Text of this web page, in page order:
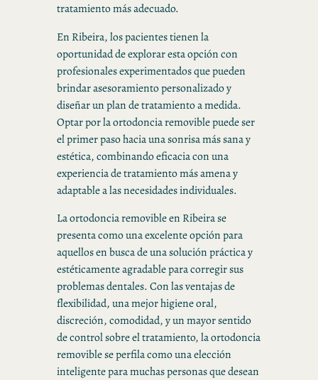
tratamiento más adecuado.
En Ribeira, los pacientes tienen la
oportunidad de explorar esta opción con
profesionales experimentados que pueden
brindar asesoramiento personalizado y
diseñar un plan de tratamiento a medida.
Optar por la ortodoncia removible puede ser
el primer paso hacia una sonrisa más sana y
estética, combinando eficacia con una
experiencia de tratamiento más amena y
adaptable a las necesidades individuales.
La ortodoncia removible en Ribeira se
presenta como una excelente opción para
aquellos en busca de una solución práctica y
estéticamente agradable para corregir sus
problemas dentales. Con las ventajas de
flexibilidad, una mejor higiene oral,
discreción, comodidad, y un mayor sentido
de control sobre el tratamiento, la ortodoncia
removible se perfila como una elección
inteligente para muchas personas que desean